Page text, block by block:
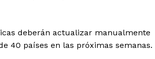
deberán actualizar manualmente
40 países en las próximas semanas.